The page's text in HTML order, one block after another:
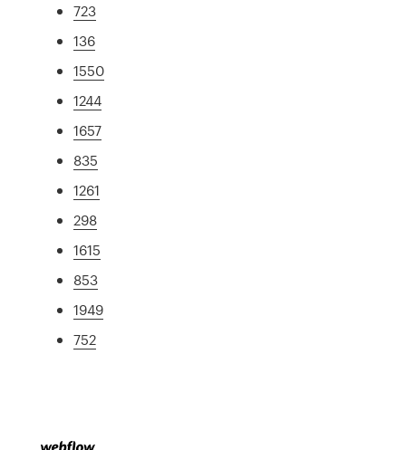
723
136
1550
1244
1657
835
1261
298
1615
853
1949
752